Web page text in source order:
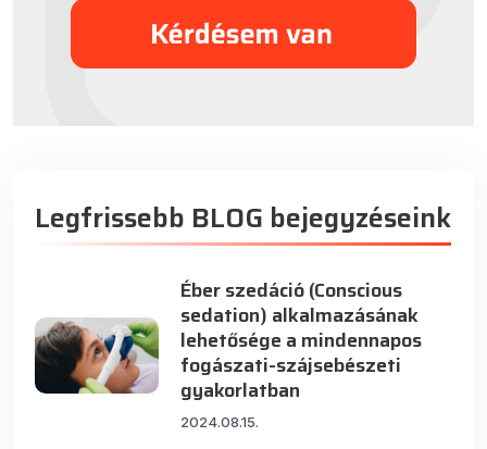
Legfrissebb BLOG bejegyzéseink
Éber szedáció (Conscious
sedation) alkalmazásának
lehetősége a mindennapos
fogászati-szájsebészeti
gyakorlatban
2024.08.15.